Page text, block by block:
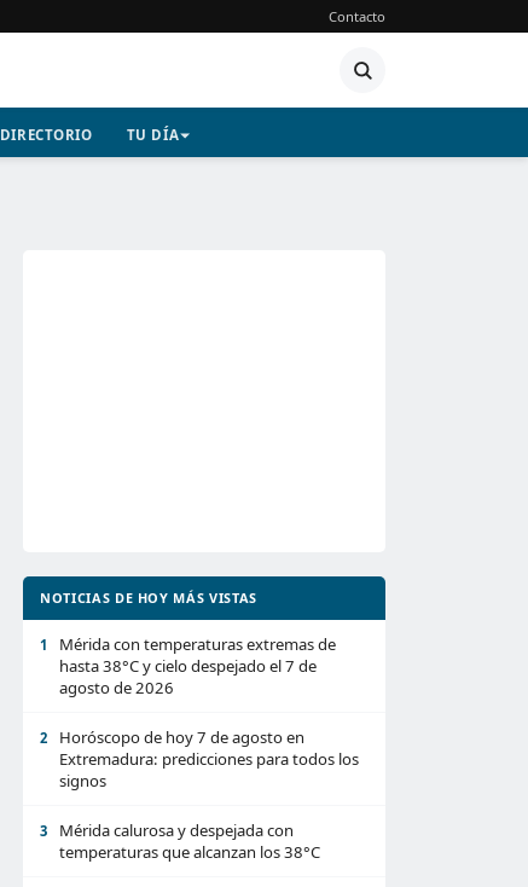
Contacto
DIRECTORIO TU DÍA
NOTICIAS DE HOY MÁS VISTAS
1
Mérida con temperaturas extremas de
hasta 38°C y cielo despejado el 7 de
agosto de 2026
2
Horóscopo de hoy 7 de agosto en
Extremadura: predicciones para todos los
signos
3
Mérida calurosa y despejada con
temperaturas que alcanzan los 38°C